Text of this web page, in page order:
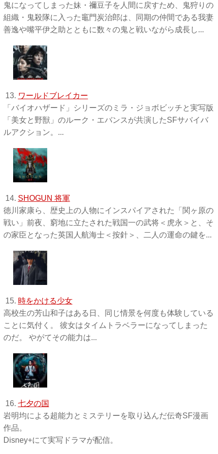
鬼になってしまった妹・禰󠄀豆子を人間に戻すため、鬼狩りの
組織・鬼殺隊に入った竈門炭治郎は、同期の仲間である我妻
善逸や嘴平伊之助とともに数々の鬼と戦いながら成長し...
13. ワールドブレイカー
「バイオハザード」シリーズのミラ・ジョボビッチと実写版
「美女と野獣」のルーク・エバンスが共演したSFサバイバ
ルアクション。...
14. SHOGUN 将軍
徳川家康ら、歴史上の人物にインスパイアされた「関ヶ原の
戦い」前夜、窮地に立たされた戦国一の武将＜虎永＞と、そ
の家臣となった英国人航海士＜按針＞、二人の運命の鍵を...
15. 時をかける少女
高校生の芳山和子はある日、同じ情景を何度も体験している
ことに気付く。 彼女はタイムトラベラーになってしまった
のだ。 やがてその能力は...
16. 七夕の国
岩明均による超能力とミステリーを取り込んだ伝奇SF漫画
作品。
Disney+にて実写ドラマが配信。